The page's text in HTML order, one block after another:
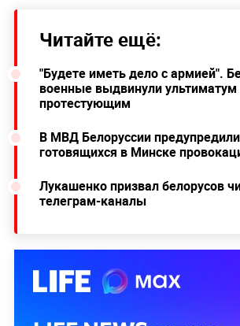
Читайте ещё:
"Будете иметь дело с армией".
военные выдвинули ультиматум
протестующим
В МВД Белоруссии
готовящихся в Минске
Лукашенко призвал белорусов
телеграм-каналы